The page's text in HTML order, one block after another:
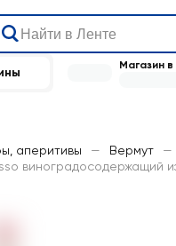
Магазин в
аперитивы — Вермут
—
виноградосодержащий